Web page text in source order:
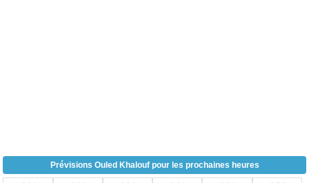
Prévisions Ouled Khalouf pour les prochaines heures